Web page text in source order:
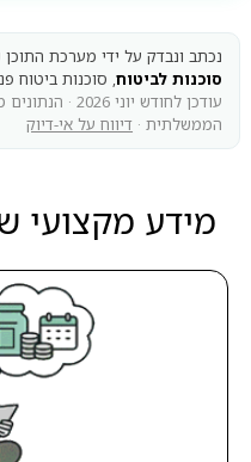
נכתב ונבדק על ידי מערכת
סוכנות לביטוח, סוכנות ביטוח
עודכן לחודש
הממשלתית · דיווח על אי-דיוק
מידע מקצועי